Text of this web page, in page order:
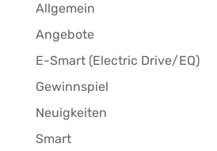
Allgemein
Angebote
E-Smart (Electric Drive/EQ)
Gewinnspiel
Neuigkeiten
Smart